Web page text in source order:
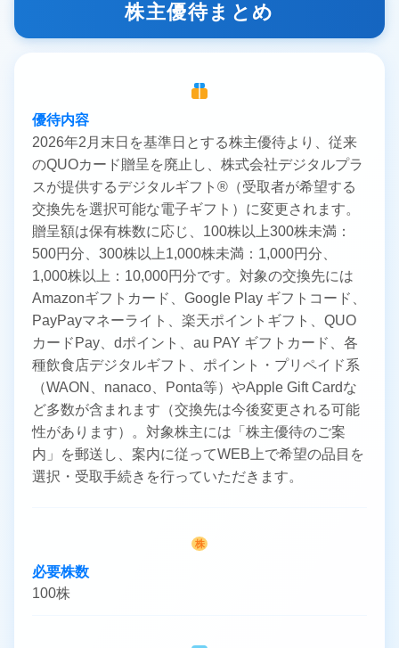
株主優待まとめ
優待内容
2026年2月末日を基準日とする株主優待より、従来
のQUOカード贈呈を廃止し、株式会社デジタルプラ
スが提供するデジタルギフト®（受取者が希望する
交換先を選択可能な電子ギフト）に変更されます。
贈呈額は保有株数に応じ、100株以上300株未満：
500円分、300株以上1,000株未満：1,000円分、
1,000株以上：10,000円分です。対象の交換先には
Amazonギフトカード、Google Play ギフトコード、
PayPayマネーライト、楽天ポイントギフト、QUO
カードPay、dポイント、au PAY ギフトカード、各
種飲食店デジタルギフト、ポイント・プリペイド系
（WAON、nanaco、Ponta等）やApple Gift Cardな
ど多数が含まれます（交換先は今後変更される可能
性があります）。対象株主には「株主優待のご案
内」を郵送し、案内に従ってWEB上で希望の品目を
選択・受取手続きを行っていただきます。
株
必要株数
100株